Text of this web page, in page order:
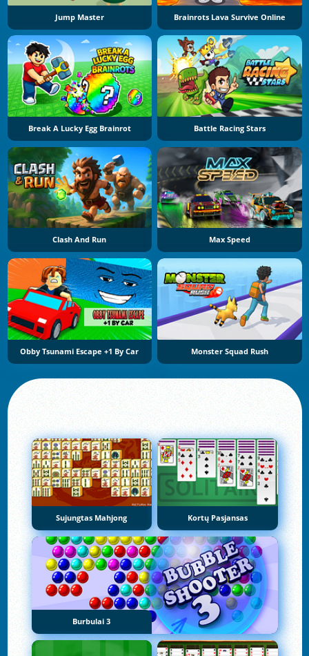
Jump Master Brainrots Lava Survive Online
Break A Lucky Egg Brainrot Battle Racing Stars
Clash And Run Max Speed
Obby Tsunami Escape +1 By Car Monster Squad Rush
Sujungtas Mahjong Kortų Pasjansas
Burbulai 3